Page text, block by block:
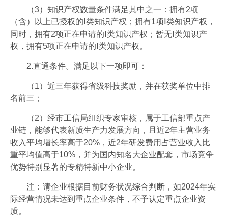
（3）知识产权数量条件满足其中之一：拥有2项
（含）以上已授权的Ⅰ类知识产权；拥有1项Ⅰ类知识产权，
同时，拥有2项正在申请的Ⅰ类知识产权；暂无Ⅰ类知识产
权，拥有5项正在申请的Ⅰ类知识产权。
2.直通条件。满足以下一项即可：
（1）近三年获得省级科技奖励，并在获奖单位中排
名前三；
（2）经市工信局组织专家审核，属于工信部重点产
业链，能够代表新质生产力发展方向，且近2年主营业务
收入平均增长率高于20%，近2年研发费用占营业收入比
重平均值高于10%，并为国内知名大企业配套，市场竞争
优势特别显著的专精特新中小企业。
注：请企业根据目前财务状况综合判断，如2024年实
际经营情况未达到重点企业条件，不予认定重点企业资
质。